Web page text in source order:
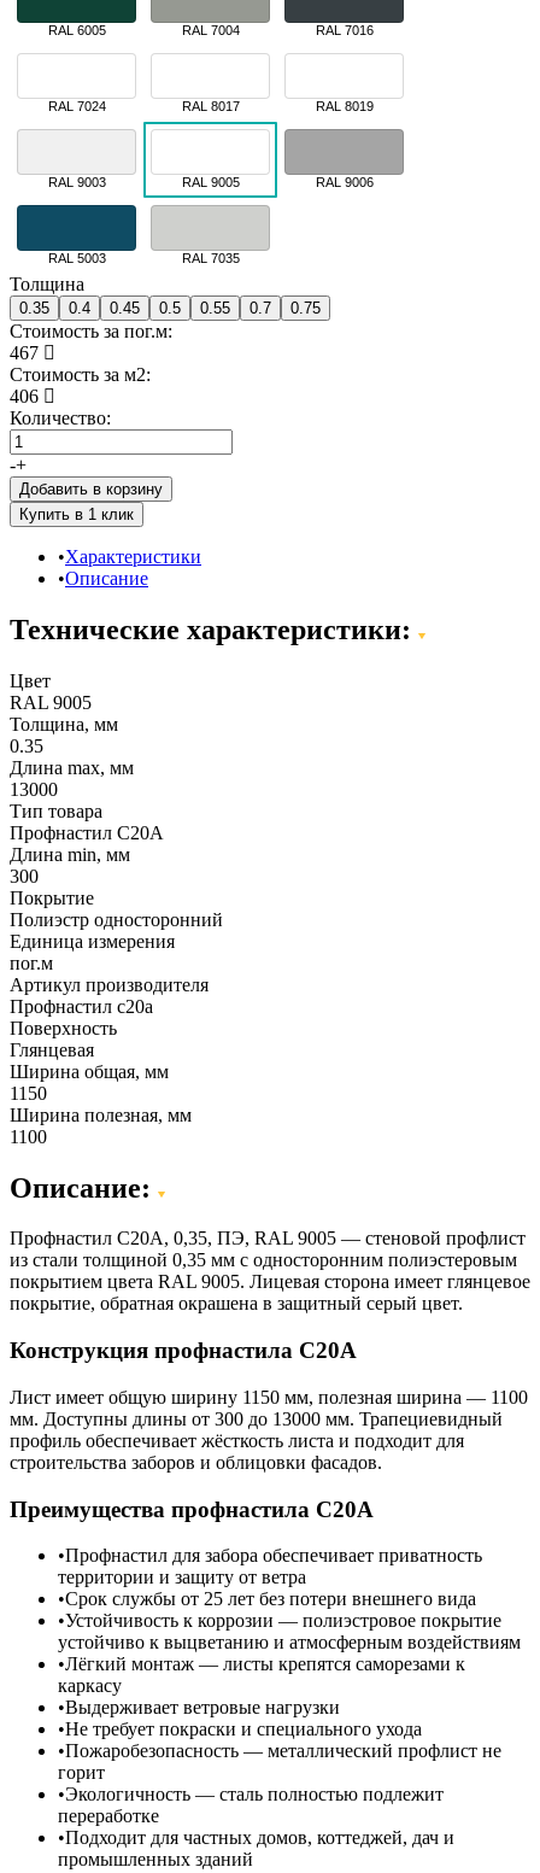
RAL 6005 RAL 7004 RAL 7016
RAL 7024 RAL 8017 RAL 8019
RAL 9003 RAL 9005 RAL 9006
RAL 5003 RAL 7035
Толщина
0.35 0.4 0.45 0.5 0.55 0.7 0.75
Стоимость за пог.м:
467
Стоимость за м2:
406
Количество:
-+
Добавить в корзину
Характеристики
Описание
Технические характеристики:
Цвет
RAL 9005
Толщина, мм
0.35
Длина max, мм
13000
Тип товара
Профнастил С20А
Длина min, мм
300
Покрытие
Полиэстр односторонний
Единица измерения
пог.м
Артикул производителя
Профнастил c20a
Поверхность
Глянцевая
Ширина общая, мм
1150
Ширина полезная, мм
1100
Описание:
Профнастил C20A, 0,35, ПЭ, RAL 9005 — стеновой профлист
из стали толщиной 0,35 мм с односторонним полиэстеровым
покрытием цвета RAL 9005. Лицевая сторона имеет глянцевое
покрытие, обратная окрашена в защитный серый цвет.
Конструкция профнастила С20А
Лист имеет общую ширину 1150 мм, полезная ширина — 1100
мм. Доступны длины от 300 до 13000 мм. Трапециевидный
профиль обеспечивает жёсткость листа и подходит для
строительства заборов и облицовки фасадов.
Преимущества профнастила С20А
Профнастил для забора обеспечивает приватность
территории и защиту от ветра
Срок службы от 25 лет без потери внешнего вида
Устойчивость к коррозии — полиэстровое покрытие
устойчиво к выцветанию и атмосферным воздействиям
Лёгкий монтаж — листы крепятся саморезами к
каркасу
Выдерживает ветровые нагрузки
Не требует покраски и специального ухода
Пожаробезопасность — металлический профлист не
горит
Экологичность — сталь полностью подлежит
переработке
Подходит для частных домов, коттеджей, дач и
промышленных зданий